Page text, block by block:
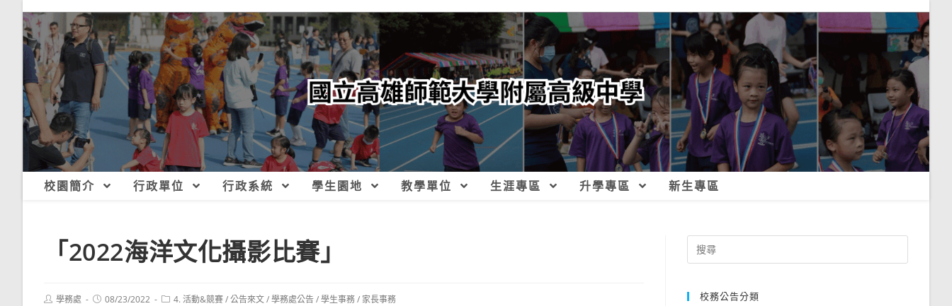
校園簡介 行政單位 行政系統 學生園地 教學單位 生涯專區 升學專區 新生專區
「2022海洋文化攝影比賽」
Post學務處
Post08/23/2022
Post4. 活動&競賽/公告來文/學務處公告/學生事務/ 家長事務
Search
for:
校務公告分類